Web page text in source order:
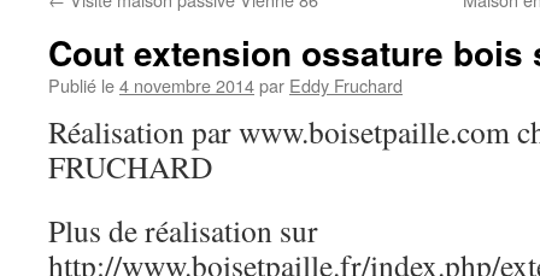
Cout extension ossature bois
Publié le4 novembre 2014par Eddy Fruchard
Réalisation par www.boisetpaille.com
FRUCHARD
Plus de réalisation sur
http://www.boisetpaille.fr/index.php/